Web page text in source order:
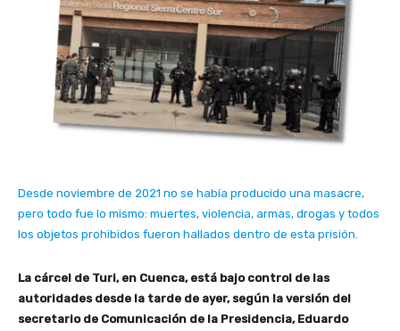
Desde noviembre de 2021 no se había producido una masacre,
pero todo fue lo mismo: muertes, violencia, armas, drogas y todos
los objetos prohibidos fueron hallados dentro de esta prisión.
La cárcel de Turi, en Cuenca, está bajo control de las
autoridades desde la tarde de ayer, según la versión del
secretario de Comunicación de la Presidencia, Eduardo